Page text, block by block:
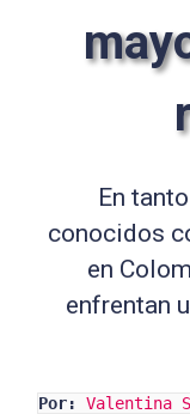
En
conocidos
en
enfrentan
Por: Valentina